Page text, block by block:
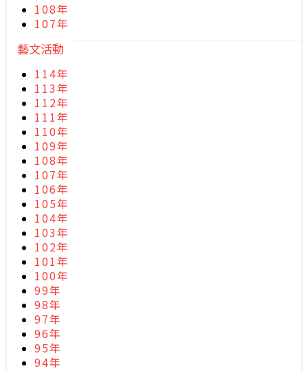
108年
107年
藝文活動
114年
113年
112年
111年
110年
109年
108年
107年
106年
105年
104年
103年
102年
101年
100年
99年
98年
97年
96年
95年
94年